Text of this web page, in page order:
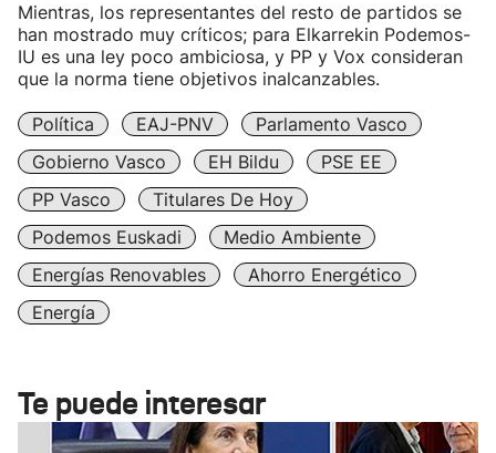
Mientras, los representantes del resto de partidos se
han mostrado muy críticos; para Elkarrekin Podemos-
IU es una ley poco ambiciosa, y PP y Vox consideran
que la norma tiene objetivos inalcanzables.
Política EAJ-PNV
Parlamento Vasco
Gobierno Vasco
EH Bildu
PSE EE
PP Vasco
Titulares De Hoy
Podemos Euskadi
Medio Ambiente
Energías Renovables
Ahorro Energético
Energía
Te puede interesar